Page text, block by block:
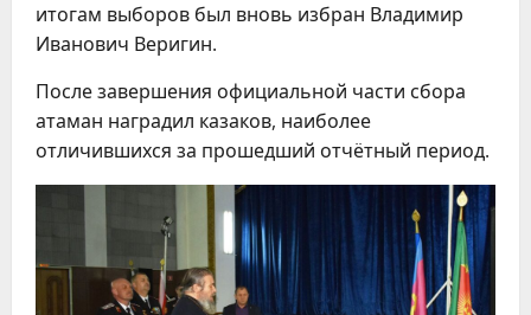
итогам выборов был вновь избран Владимир
Иванович Веригин.
После завершения официальной части сбора
атаман наградил казаков, наиболее
отличившихся за прошедший отчётный период.